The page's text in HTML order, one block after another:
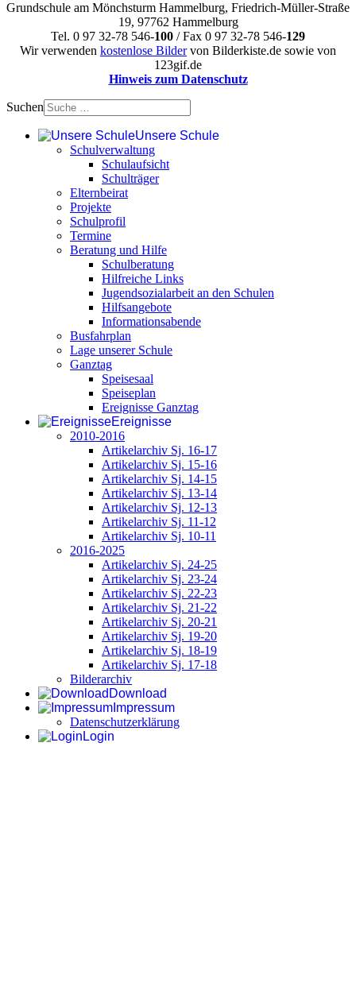
Grundschule am Mönchsturm Hammelburg, Friedrich-Müller-Straße
19, 97762 Hammelburg
Tel. 0 97 32-78 546-100 / Fax 0 97 32-78 546-129
Wir verwenden kostenlose Bildervon Bilderkiste.de sowie von
123gif.de
Hinweis zum Datenschutz
Suchen
Unsere Schule
Schulverwaltung
Schulaufsicht
Schulträger
Elternbeirat
Projekte
Schulprofil
Termine
Beratung und Hilfe
Schulberatung
Hilfreiche Links
Jugendsozialarbeit an den Schulen
Hilfsangebote
Informationsabende
Busfahrplan
Lage unserer Schule
Ganztag
Speisesaal
Speiseplan
Ereignisse Ganztag
Ereignisse
2010-2016
Artikelarchiv Sj. 16-17
Artikelarchiv Sj. 15-16
Artikelarchiv Sj. 14-15
Artikelarchiv Sj. 13-14
Artikelarchiv Sj. 12-13
Artikelarchiv Sj. 11-12
Artikelarchiv Sj. 10-11
2016-2025
Artikelarchiv Sj. 24-25
Artikelarchiv Sj. 23-24
Artikelarchiv Sj. 22-23
Artikelarchiv Sj. 21-22
Artikelarchiv Sj. 20-21
Artikelarchiv Sj. 19-20
Artikelarchiv Sj. 18-19
Artikelarchiv Sj. 17-18
Bilderarchiv
Download
Impressum
Datenschutzerklärung
Login